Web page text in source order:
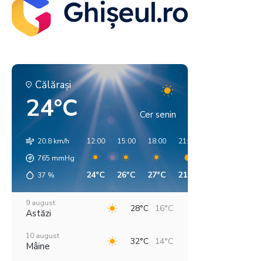
Călăraşi
24°C Cer senin
20.8 km/h
765 mmHg
37 %
12:00
24°C
15:00
26°C
18:00
27°C
21:00
21°C
9 august
Astăzi 28°C 16°C
10 august
Mâine 32°C 14°C